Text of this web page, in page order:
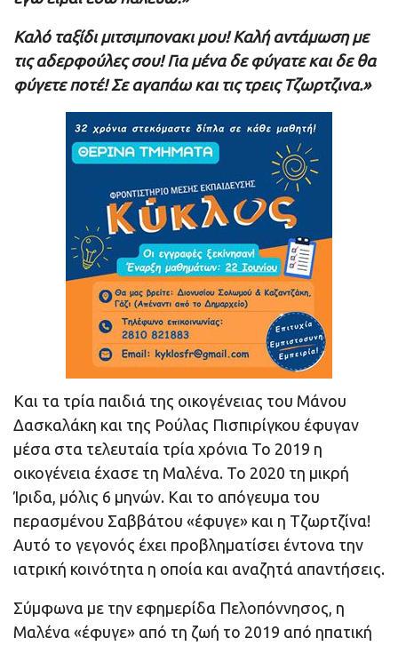
Καλό ταξίδι μιτσιμπονακι μου! Καλή αντάμωση με
τις αδερφούλες σου! Για μένα δε φύγατε και δε θα
φύγετε ποτέ! Σε αγαπάω και τις τρεις Τζωρτζινα.»
Και τα τρία παιδιά της οικογένειας του Μάνου
Δασκαλάκη και της Ρούλας Πισπιρίγκου έφυγαν
μέσα στα τελευταία τρία χρόνια Το 2019 η
οικογένεια έχασε τη Μαλένα. Το 2020 τη μικρή
Ίριδα, μόλις 6 μηνών. Και το απόγευμα του
περασμένου Σαββάτου «έφυγε» και η Τζωρτζίνα!
Αυτό το γεγονός έχει προβληματίσει έντονα την
ιατρική κοινότητα η οποία και αναζητά απαντήσεις.
Σύμφωνα με την εφημερίδα Πελοπόννησος, η
Μαλένα «έφυγε» από τη ζωή το 2019 από ηπατική